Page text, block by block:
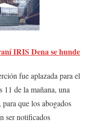
IRIS Dena se hunde
fue aplazada para el
de la mañana, una
que los abogados
ser notificados